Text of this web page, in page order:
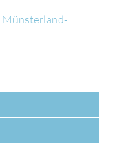
Münsterland-